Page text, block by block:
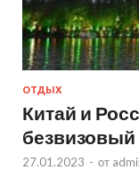
ОТДЫХ
Китай и
27.01.2023 - от